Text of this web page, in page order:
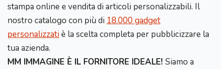
stampa online e vendita di articoli personalizzabili. Il
nostro catalogo con più di 18.000 gadget
personalizzatiè la scelta completa per pubblicizzare la
tua azienda.
MM IMMAGINE È IL FORNITORE IDEALE! Siamo a